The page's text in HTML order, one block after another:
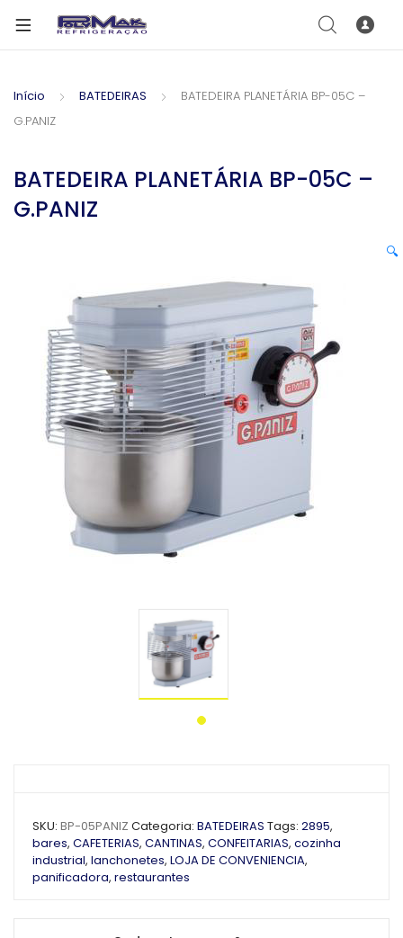
Início BATEDEIRAS
BATEDEIRA PLANETÁRIA BP-05C –
G.PANIZ
BATEDEIRA PLANETÁRIA BP-05C –
G.PANIZ
🔍
SKU: BP-05PANIZ Categoria: BATEDEIRAS Tags: 2895,
bares, CAFETERIAS, CANTINAS, CONFEITARIAS, cozinha
industrial, lanchonetes, LOJA DE CONVENIENCIA,
panificadora, restaurantes